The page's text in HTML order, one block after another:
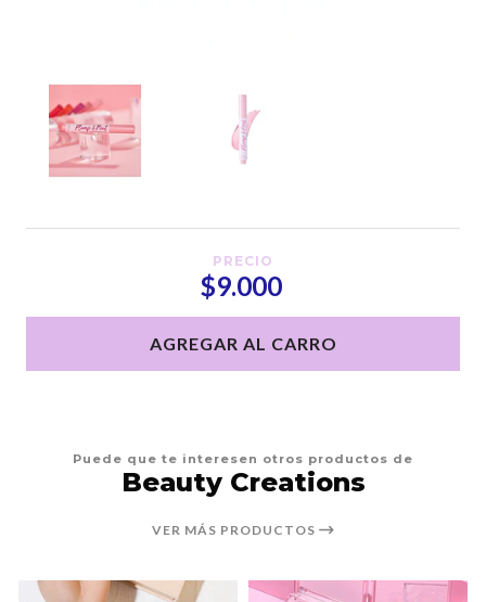
PRECIO
$9.000
AGREGAR AL CARRO
Puede que te interesen otros productos de
Beauty Creations
VER MÁS PRODUCTOS